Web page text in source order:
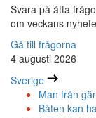
Svara på åtta
om veckans
Gå till frågorna
4 augusti 2026
Sverige
Man från
Båten kan